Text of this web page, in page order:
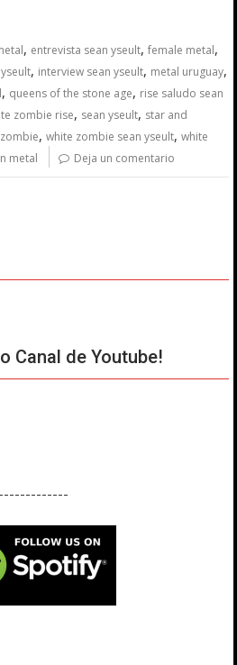
, entrevista sean yseult,female metal,
, interview sean yseult, metal uruguay,
, queens of the stone age, rise saludo sean
zombie rise, sean yseult, star and
,white zombie sean yseult,white
metal Deja un comentario
Canal de Youtube!